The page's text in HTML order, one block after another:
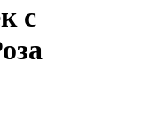
с